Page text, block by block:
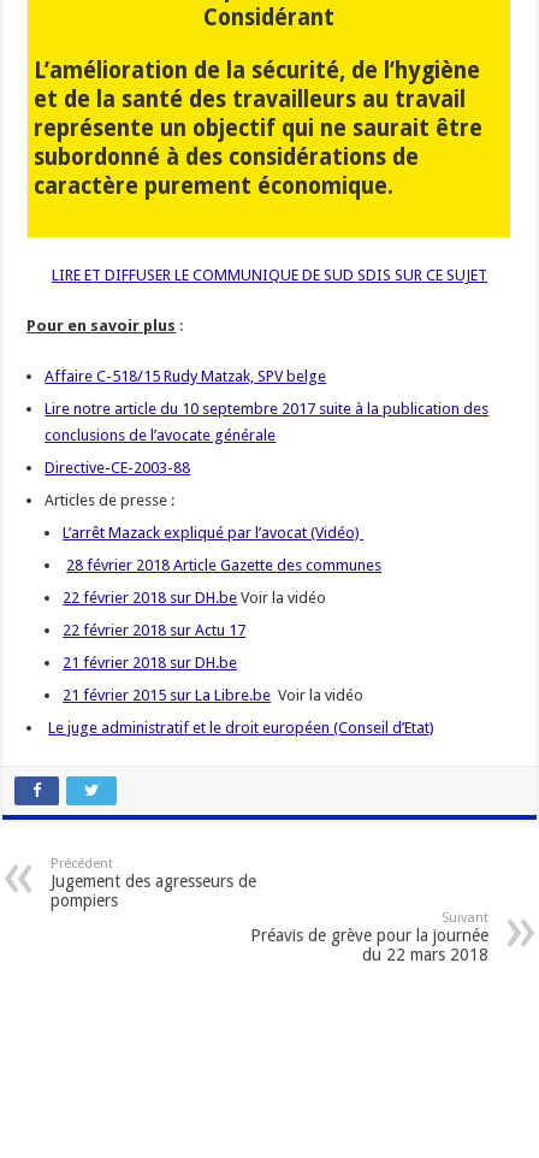
Considérant
L’amélioration de la sécurité, de l’hygiène
et de la santé des travailleurs au travail
représente un objectif qui ne saurait être
subordonné à des considérations de
caractère purement économique.
LIRE ET DIFFUSER LE COMMUNIQUE DE SUD SDIS SUR CE SUJET
Pour en savoir plus :
Affaire C-518/15 Rudy Matzak, SPV belge
Lire notre article du 10 septembre 2017 suite à la publication des
conclusions de l’avocate générale
Directive-CE-2003-88
Articles de presse :
L’arrêt Mazack expliqué par l’avocat (Vidéo)
28 février 2018 Article Gazette des communes
22 février 2018 sur DH.be Voir la vidéo
22 février 2018 sur Actu 17
21 février 2018 sur DH.be
21 février 2015 sur La Libre.be Voir la vidéo
Le juge administratif et le droit européen (Conseil d’Etat)
Précédent
Jugement des agresseurs de
pompiers
Suivant
Préavis de grève pour la journée
du 22 mars 2018